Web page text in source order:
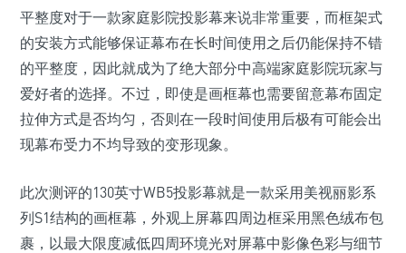
平整度对于一款家庭影院投影幕来说非常重要，而框架式
的安装方式能够保证幕布在长时间使用之后仍能保持不错
的平整度，因此就成为了绝大部分中高端家庭影院玩家与
爱好者的选择。不过，即使是画框幕也需要留意幕布固定
拉伸方式是否均匀，否则在一段时间使用后极有可能会出
现幕布受力不均导致的变形现象。
此次测评的130英寸WB5投影幕就是一款采用美视丽影系
列S1结构的画框幕，外观上屏幕四周边框采用黑色绒布包
裹，以最大限度减低四周环境光对屏幕中影像色彩与细节